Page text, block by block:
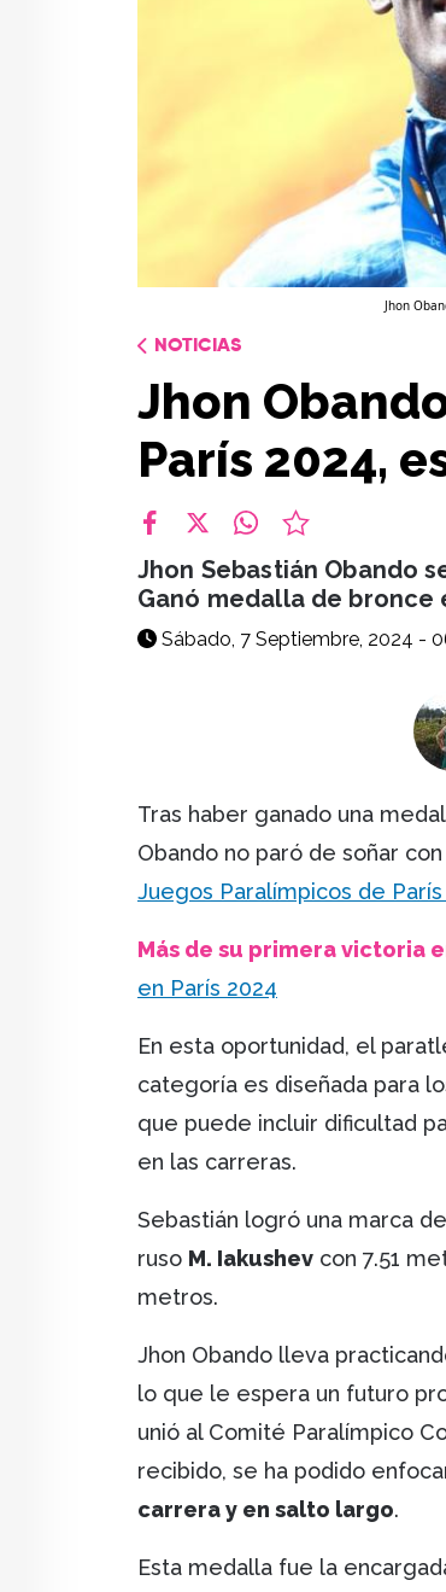
Jhon
NOTICIAS
Jhon
París 2024,
Jhon Sebastián Obando
Ganó medalla de bronce
Sábado, 7 Septiembre, 2024 -
Tras haber ganado una
Obando no paró de soñar
Juegos Paralímpicos de París
Más de su primera victoria
en París 2024
En esta oportunidad, el
categoría es diseñada para
que puede incluir dificultad
en las carreras.
Sebastián logró una marca de
ruso M. Iakushev con 7.51
metros.
Jhon Obando lleva
lo que le espera un futuro
unió al Comité Paralímpico
recibido, se ha podido
carrera y en salto largo.
Esta medalla fue la